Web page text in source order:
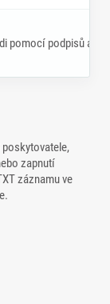
pomocí podpisů a
poskytovatele,
zapnutí
záznamu ve